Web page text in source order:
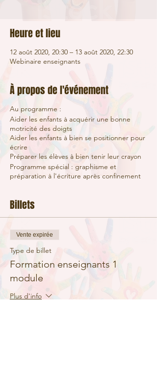
Heure et lieu
12 août 2020, 20:30 – 13 août 2020, 22:30
Webinaire enseignants
À propos de l'événement
Au programme :
Aider les enfants à acquérir une bonne
motricité des doigts
Aider les enfants à bien se positionner pour
écrire
Préparer les élèves à bien tenir leur crayon
Programme spécial : graphisme et
préparation à l'écriture après confinement
Billets
Vente expirée
Type de billet
Formation enseignants 1
module
Plus d'info